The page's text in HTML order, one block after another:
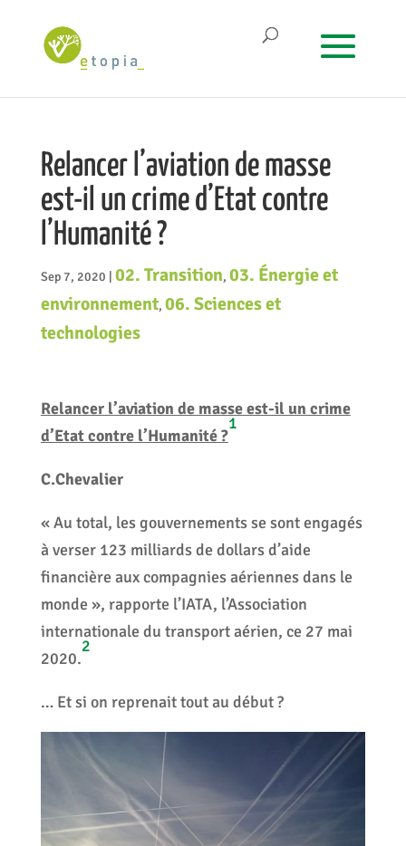
Relancer l’aviation de masse
est-il un crime d’Etat contre
l’Humanité ?
Sep 7, 2020 02. Transition, 03. Énergie et
environnement, 06. Sciences et
technologies
Relancer l’aviation de masse est-il un crime
d’Etat contre l’Humanité ?
1
C.Chevalier
« Au total, les gouvernements se sont engagés
à verser 123 milliards de dollars d’aide
financière aux compagnies aériennes dans le
monde », rapporte l’IATA, l’Association
internationale du transport aérien, ce 27 mai
2020.
2
… Et si on reprenait tout au début ?